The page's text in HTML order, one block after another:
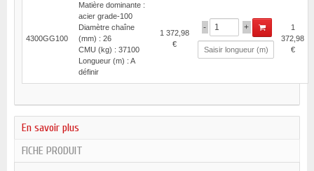
4300GG100
Matière dominante :
acier grade-100
Diamètre chaîne
(mm) : 26
CMU (kg) : 37100
Longueur (m) : A
définir
1 372,98
€
- +
1
372,98
€
En savoir plus
FICHE PRODUIT